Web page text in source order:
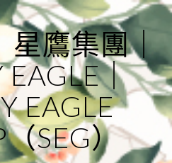
星鷹集團｜
EAGLE｜
EAGLE
SEG）